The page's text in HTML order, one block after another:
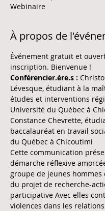
Webinaire
À propos de
Événement gratuit et
inscription. Bienvenue !
Conférencier.ère.s :
Lévesque, étudiant à la
études et interventions
Université du Québec à
Constance Chevrette,
baccalauréat en travail
du Québec à Chicoutimi
Cette communication
démarche réflexive
groupe de jeunes hommes
du projet de recherche-
participative Avec elles
violences dans les